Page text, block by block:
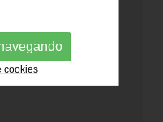
i operatius
cookies